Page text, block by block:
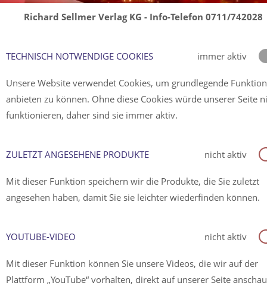
Richard Sellmer Verlag KG - Info-Telefon 0711/742028
TECHNISCH NOTWENDIGE COOKIES immer aktiv
Unsere Website verwendet Cookies, um grundlegende
anbieten zu können. Ohne diese Cookies würde unserer Seite
funktionieren, daher sind sie immer aktiv.
ZULETZT ANGESEHENE PRODUKTE nicht aktiv
Mit dieser Funktion speichern wir die Produkte, die Sie zuletzt
angesehen haben, damit Sie sie leichter wiederfinden können.
YOUTUBE-VIDEO nicht aktiv
Mit dieser Funktion können Sie unsere Videos, die wir auf der
Plattform „YouTube“ vorhalten, direkt auf unserer Seite